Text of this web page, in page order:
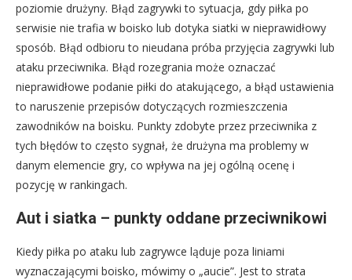
poziomie drużyny. Błąd zagrywki to sytuacja, gdy piłka po
serwisie nie trafia w boisko lub dotyka siatki w nieprawidłowy
sposób. Błąd odbioru to nieudana próba przyjęcia zagrywki lub
ataku przeciwnika. Błąd rozegrania może oznaczać
nieprawidłowe podanie piłki do atakującego, a błąd ustawienia
to naruszenie przepisów dotyczących rozmieszczenia
zawodników na boisku. Punkty zdobyte przez przeciwnika z
tych błędów to często sygnał, że drużyna ma problemy w
danym elemencie gry, co wpływa na jej ogólną ocenę i
pozycję w rankingach.
Aut i siatka – punkty oddane przeciwnikowi
Kiedy piłka po ataku lub zagrywce ląduje poza liniami
wyznaczającymi boisko, mówimy o „aucie”. Jest to strata